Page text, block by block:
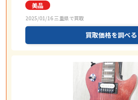
2025/01/16 三重県で買取
買取価格を調べる